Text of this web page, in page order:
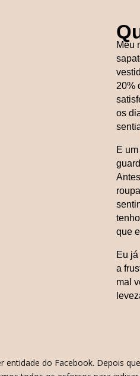
Meu
20%
os
E
que
Eu
a
mal
do Facebook. Depois